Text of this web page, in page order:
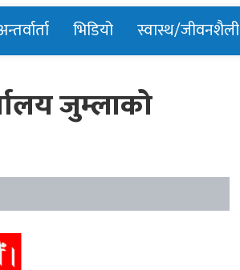
भिडियो स्वास्थ/जीवनशैली
जुम्लाको